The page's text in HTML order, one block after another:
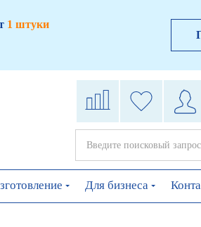
1 штуки
Для бизнеса